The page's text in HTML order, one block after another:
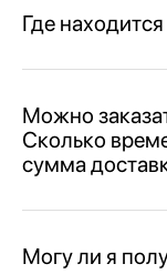
Где
Можно
Сколько
сумма
Могу ли я